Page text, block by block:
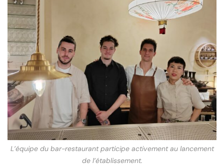
L’équipe du bar-restaurant participe activement au lancement
de l’établissement.